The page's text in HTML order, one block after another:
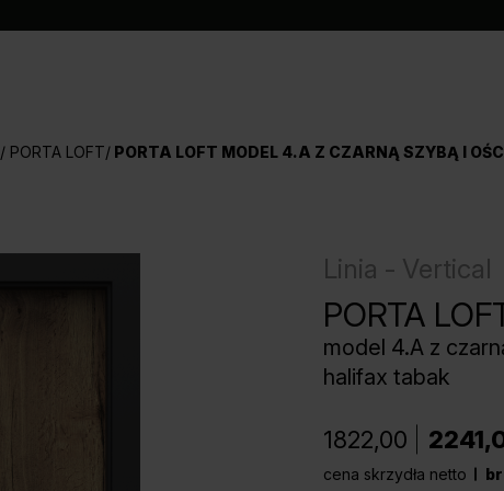
PORTA LOFT PORTA LOFT MODEL 4.A Z CZARNĄ SZYBĄ I
Linia - Vertical
PORTA
model 4.A z
halifax tabak
1822,00
cena skrzydła netto